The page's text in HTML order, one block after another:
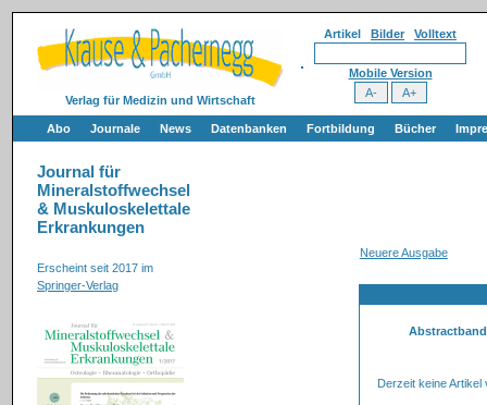
Verlag für Medizin und Wirtschaft
Artikel Bilder Volltext
Mobile Version
Abo Journale News Datenbanken Fortbildung Bücher
Journal für
Mineralstoffwechsel
& Muskuloskelettale
Erkrankungen
Erscheint seit 2017 im
Springer-Verlag
Neuere Ausgabe
Derzeit keine Artikel